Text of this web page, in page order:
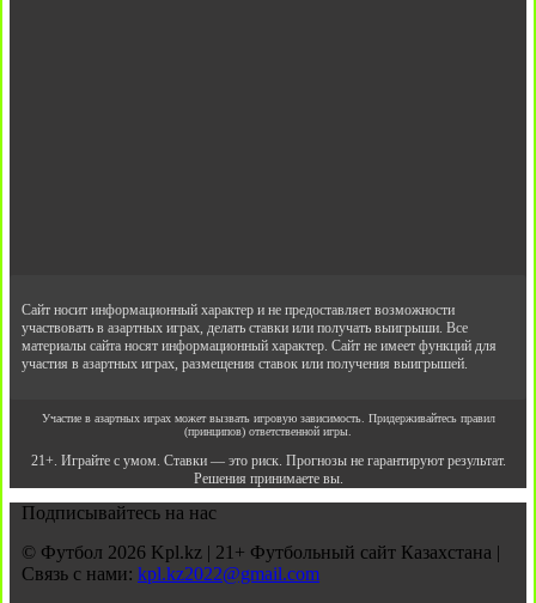
Сайт носит информационный характер и не предоставляет возможности
участвовать в азартных играх, делать ставки или получать выигрыши. Все
материалы сайта носят информационный характер. Сайт не имеет функций для
участия в азартных играх, размещения ставок или получения выигрышей.
Участие в азартных играх может вызвать игровую зависимость. Придерживайтесь правил
(принципов) ответственной игры.
21+. Играйте с умом. Ставки — это риск. Прогнозы не гарантируют результат.
Решения принимаете вы.
Подписывайтесь на нас
© Футбол 2026 Kpl.kz | 21+ Футбольный сайт Казахстана |
Связь с нами: kpl.kz2022@gmail.com